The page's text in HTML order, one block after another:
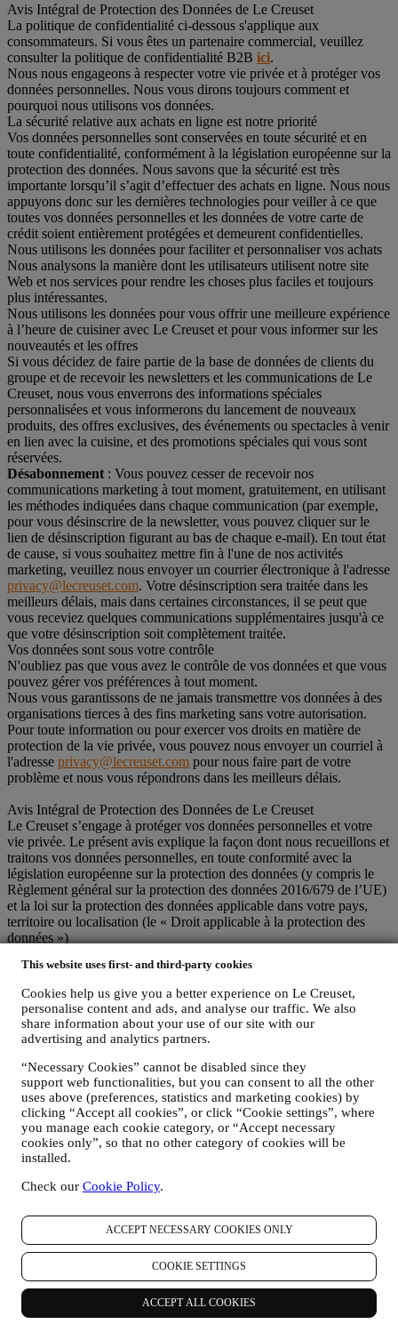
This website uses first- and third-party cookies
Cookies help us give you a better experience on Le Creuset,
personalise content and ads, and analyse our traffic. We also
share information about your use of our site with our
advertising and analytics partners.
“Necessary Cookies” cannot be disabled since they
support web functionalities, but you can consent to all the other
uses above (preferences, statistics and marketing cookies) by
clicking “Accept all cookies”, or click “Cookie settings”, where
you manage each cookie category, or “Accept necessary
cookies only”, so that no other category of cookies will be
installed.
Check our Cookie Policy.
ACCEPT NECESSARY COOKIES ONLY
COOKIE SETTINGS
ACCEPT ALL COOKIES
Avis Intégral de Protection des Données de Le Creuset
La politique de confidentialité ci-dessous s'applique aux
consommateurs. Si vous êtes un partenaire commercial, veuillez
consulter la politique de confidentialité B2B ici.
Nous nous engageons à respecter votre vie privée et à protéger vos
données personnelles. Nous vous dirons toujours comment et
pourquoi nous utilisons vos données.
La sécurité relative aux achats en ligne est notre priorité
Vos données personnelles sont conservées en toute sécurité et en
toute confidentialité, conformément à la législation européenne sur la
protection des données. Nous savons que la sécurité est très
importante lorsqu’il s’agit d’effectuer des achats en ligne. Nous nous
appuyons donc sur les dernières technologies pour veiller à ce que
toutes vos données personnelles et les données de votre carte de
crédit soient entièrement protégées et demeurent confidentielles.
Nous utilisons les données pour faciliter et personnaliser vos achats
Nous analysons la manière dont les utilisateurs utilisent notre site
Web et nos services pour rendre les choses plus faciles et toujours
plus intéressantes.
Nous utilisons les données pour vous offrir une meilleure expérience
à l’heure de cuisiner avec Le Creuset et pour vous informer sur les
nouveautés et les offres
Si vous décidez de faire partie de la base de données de clients du
groupe et de recevoir les newsletters et les communications de Le
Creuset, nous vous enverrons des informations spéciales
personnalisées et vous informerons du lancement de nouveaux
produits, des offres exclusives, des événements ou spectacles à venir
en lien avec la cuisine, et des promotions spéciales qui vous sont
réservées.
Désabonnement : Vous pouvez cesser de recevoir nos
communications marketing à tout moment, gratuitement, en utilisant
les méthodes indiquées dans chaque communication (par exemple,
pour vous désinscrire de la newsletter, vous pouvez cliquer sur le
lien de désinscription figurant au bas de chaque e-mail). En tout état
de cause, si vous souhaitez mettre fin à l'une de nos activités
marketing, veuillez nous envoyer un courrier électronique à l'adresse
privacy@lecreuset.com. Votre désinscription sera traitée dans les
meilleurs délais, mais dans certaines circonstances, il se peut que
vous receviez quelques communications supplémentaires jusqu'à ce
que votre désinscription soit complètement traitée.
Vos données sont sous votre contrôle
N'oubliez pas que vous avez le contrôle de vos données et que vous
pouvez gérer vos préférences à tout moment.
Nous vous garantissons de ne jamais transmettre vos données à des
organisations tierces à des fins marketing sans votre autorisation.
Pour toute information ou pour exercer vos droits en matière de
protection de la vie privée, vous pouvez nous envoyer un courriel à
l'adresse privacy@lecreuset.com pour nous faire part de votre
problème et nous vous répondrons dans les meilleurs délais.
Avis Intégral de Protection des Données de Le Creuset
Le Creuset s’engage à protéger vos données personnelles et votre
vie privée. Le présent avis explique la façon dont nous recueillons et
traitons vos données personnelles, en toute conformité avec la
législation européenne sur la protection des données (y compris le
Règlement général sur la protection des données 2016/679 de l’UE)
et la loi sur la protection des données applicable dans votre pays,
territoire ou localisation (le « Droit applicable à la protection des
données »)
VOUS ET A QUEL MOMENT ?
Le terme « données personnelles » désigne toute information vous
concernant qui nous permet de vous identifier, directement ou en
combinaison avec d’autres informations.
Enfants : Ce site Web n'est pas destiné aux enfants et nous ne
collectons pas sciemment de données relatives aux enfants.
Nous pouvons recueillir des données personnelles auprès de vous
lorsque vous utilisez notre site Web (le « site Web »), lorsque vous
créez un compte Le Creuset, lorsque vous achetez un produit Le
Creuset sur le site Web ou en boutique Signature et Outlet ou
lorsque vous vous abonnez à nos communications marketing. En
fonction de votre demande ou de votre consentement, les données
personnelles peuvent concerner :
le nom, le prénom, l'adresse électronique, la date de naissance
création d’un compte Le Creuset ou tout achat en tant
qu’utilisateur invité, ou l’abonnement à nos communications
marketing sur le site Web ou en magasin.
vos données d’achat, par exemple la date et l’heure d’achat,
les données de livraison, les données de produit et de
paiement, ainsi que les données nécessaires à la gestion de vos
commandes.